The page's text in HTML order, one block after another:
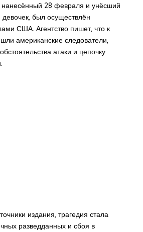
28 февраля и унёсший
был осуществлён
США. Агентство пишет, что к
американские следователи,
атаки и цепочку
издания, трагедия стала
разведданных и сбоя в